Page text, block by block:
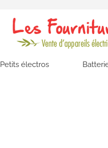
Petits électros